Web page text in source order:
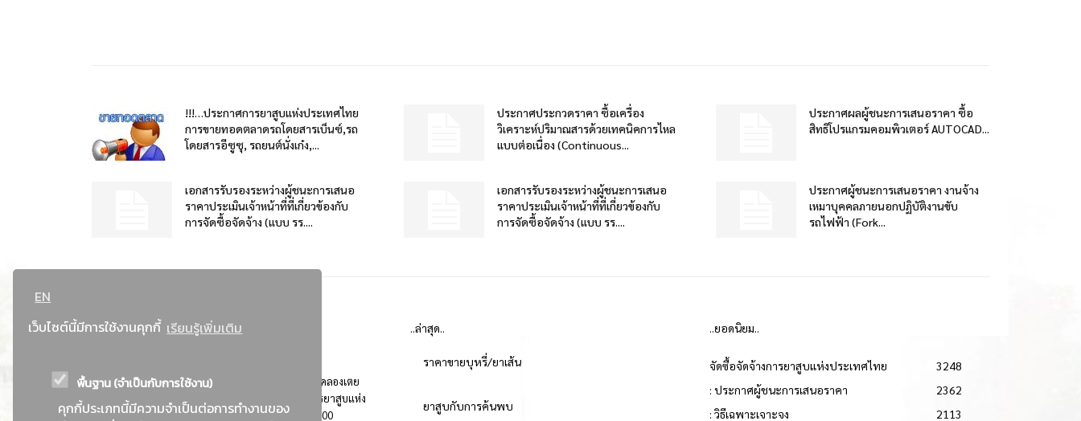
EN
เว็บไซต์นี้มีการใช้งานคุกกี้ เรียนรู้เพิ่มเติม
พื้นฐาน (จำเป็นกับการใช้งาน)
คุกกี้ประเภทนี้มีความจำเป็นต่อการทำงานของ
!!!…ประกาศการยาสูบแห่งประเทศไทย
การขายทอดตลาดรถโดยสารเบ็นซ์,รถ
โดยสารอีซูซุ, รถยนต์นั่งเก๋ง,...
ประกาศประกวดราคา ซื้อเครื่อง
วิเคราะห์ปริมาณสารด้วยเทคนิคการไหล
แบบต่อเนื่อง (Continuous...
ประกาศผลผู้ชนะการเสนอราคา ซื้อ
สิทธิโปรแกรมคอมพิวเตอร์ AUTOCAD...
เอกสารรับรองระหว่างผู้ชนะการเสนอ
ราคาประเมินเจ้าหน้าที่ที่เกี่ยวข้องกับ
การจัดซื้อจัดจ้าง (แบบ รร....
เอกสารรับรองระหว่างผู้ชนะการเสนอ
ราคาประเมินเจ้าหน้าที่ที่เกี่ยวข้องกับ
การจัดซื้อจัดจ้าง (แบบ รร....
ประกาศผู้ชนะการเสนอราคา งานจ้าง
เหมาบุคคลภายนอกปฏิบัติงานขับ
รถไฟฟ้า (Fork...
ที่อยู่ : 184 ถนนพระรามที่ 4 แขวงคลองเตย เขตคลองเตย
กรุงเทพมหานคร 10110 ติดต่อประชาสัมพันธ์ การยาสูบแห่ง
ประเทศไทย Call center โทร. 0-2229-1000
..ล่าสุด..
ราคาขายบุหรี่/ยาเส้น
ยาสูบกับการค้นพบ
..ยอดนิยม..
จัดซื้อจัดจ้างการยาสูบแห่งประเทศไทย
3248
: ประกาศผู้ชนะการเสนอราคา
2362
: วิธีเฉพาะเจาะจง
2113